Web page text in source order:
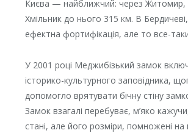
Києва — найближчий: через Житомир,
Хмільник до нього 315 км. В
ефектна фортифікація, але то все-
У 2001 році Меджибізький замок
історико-культурного заповідника,
допомогло врятувати бічну стіну
Замок взагалі перебуває, м’яко
стані, але його розміри, помножені на